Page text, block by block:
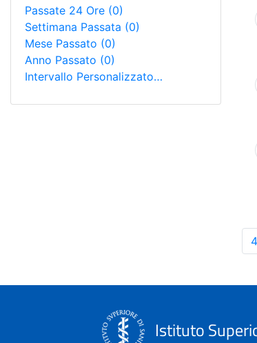
Passate 24 Ore (0)
Settimana Passata (0)
Mese Passato (0)
Anno Passato (0)
Intervallo Personalizzato…
Istituto